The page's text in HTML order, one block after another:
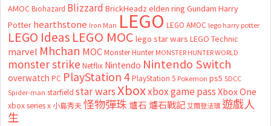
AMOC Biohazard Blizzard BrickHeadz elden ring Gundam Harry
Potter hearthstone Iron Man LEGO LEGO AMOC lego harry potter
LEGO Ideas LEGO MOC lego star wars LEGO Technic
marvel Mhchan MOC Monster Hunter MONSTER HUNTER WORLD
monster strike Netflix Nintendo Nintendo Switch
overwatch PC PlayStation 4 PlayStation 5 Pokemon ps5 SDCC
Spider-man starfield star warsXboxxbox game passXbox One
xbox series x 小島秀夫怪物彈珠 爐石 爐石戰記艾爾登法環 遊戲人
生